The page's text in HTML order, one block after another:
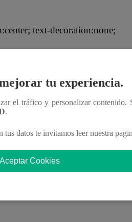
text-decoration:none;
tu experiencia.
el tráfico y personalizar contenido.
.
datos te invitamos leer nuestra
Aceptar Cookies